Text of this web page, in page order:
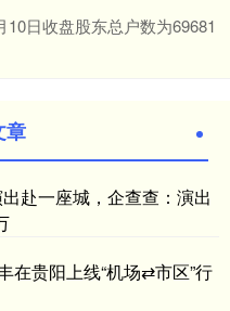
日收盘股东总户数为69681
章
赴一座城，企查查：演出
在贵阳上线“机场⇄市区”行